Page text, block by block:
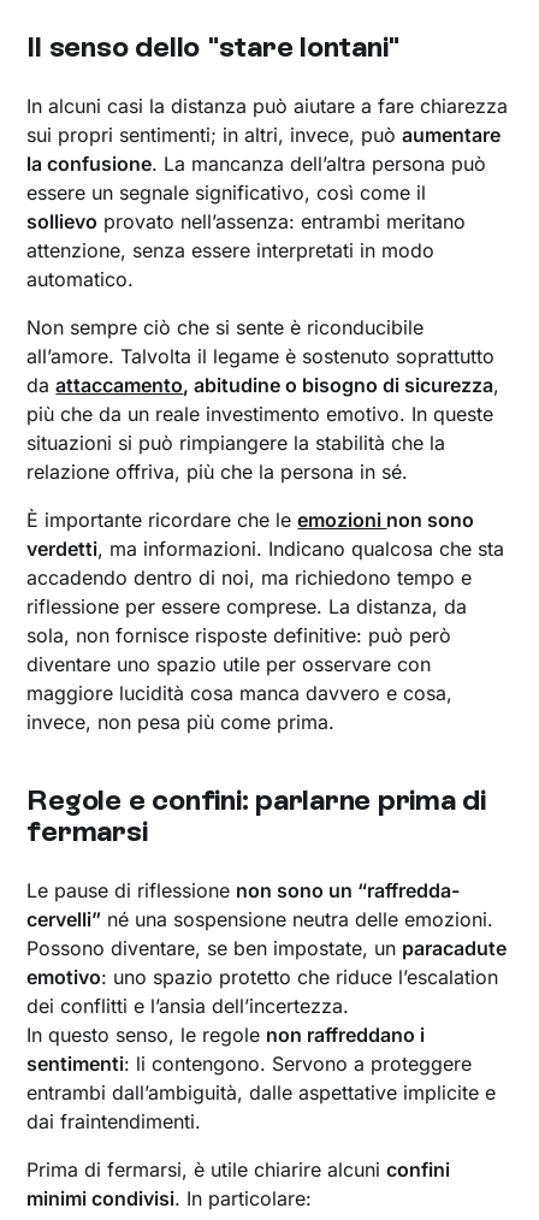
Il senso dello "stare lontani"
In alcuni casi la distanza può aiutare a fare chiarezza
sui propri sentimenti; in altri, invece, puòaumentare
la confusione. La mancanza dell’altra persona può
essere un segnale significativo, così come il
sollievo provato nell’assenza: entrambi meritano
attenzione, senza essere interpretati in modo
automatico.
Non sempre ciò che si sente è riconducibile
all’amore. Talvolta il legame è sostenuto soprattutto
daattaccamento, abitudine o bisogno di sicurezza,
più che da un reale investimento emotivo. In queste
situazioni si può rimpiangere la stabilità che la
relazione offriva, più che la persona in sé.
È importante ricordare che leemozioni non sono
verdetti, ma informazioni. Indicano qualcosa che sta
accadendo dentro di noi, ma richiedono tempo e
riflessione per essere comprese. La distanza, da
sola, non fornisce risposte definitive: può però
diventare uno spazio utile per osservare con
maggiore lucidità cosa manca davvero e cosa,
invece, non pesa più come prima.
Regole e confini: parlarne prima di
fermarsi
Le pause di riflessione non sono un “raffredda-
cervelli” né una sospensione neutra delle emozioni.
Possono diventare, se ben impostate, un paracadute
emotivo: uno spazio protetto che riduce l’escalation
dei conflitti e l’ansia dell’incertezza.
In questo senso, le regole non raffreddano i
sentimenti: li contengono. Servono a proteggere
entrambi dall’ambiguità, dalle aspettative implicite e
dai fraintendimenti.
Prima di fermarsi, è utile chiarire alcuniconfini
minimi condivisi. In particolare: